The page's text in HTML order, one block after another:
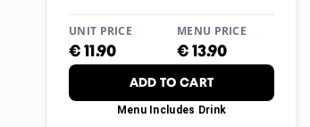
UNIT PRICE
€11.90
MENU PRICE
€13.90
ADD TO CART
Menu Includes Drink